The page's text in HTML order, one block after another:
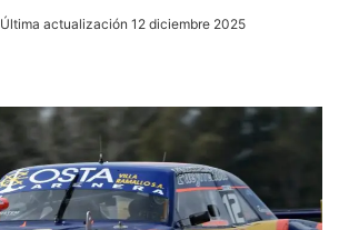
Última actualización 12 diciembre 2025